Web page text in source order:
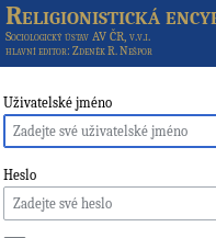
Religionistická
Sociologický ústav AV ČR, v.v.i.
hlavní editor: Zdeněk R. Nešpor
Uživatelské jméno
Heslo